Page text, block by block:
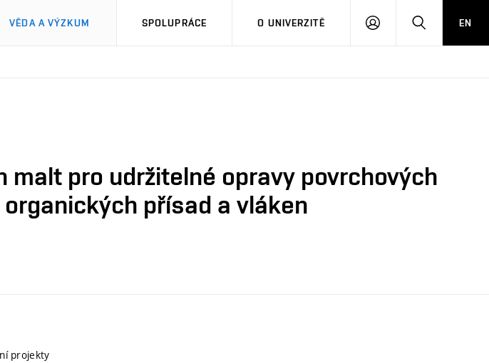
VĚDA A VÝZKUM SPOLUPRÁCE O UNIVERZITĚ
PŘIHLÁSIT HLEDATEN
pro udržitelné opravy povrchových
přísad a vláken
projekty